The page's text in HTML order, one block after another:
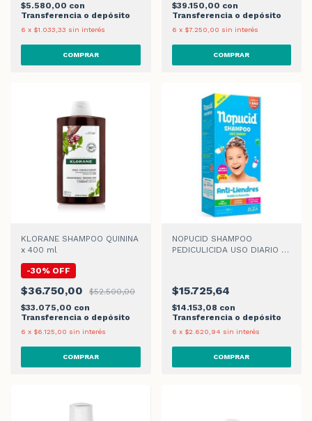
$5.580,00 con
Transferencia o depósito
6 x $1.033,33 sin interés
$39.150,00 con
Transferencia o depósito
6 x $7.250,00 sin interés
KLORANE SHAMPOO QUININA
x 400 ml
-30% OFF
$36.750,00
$52.500,00
$33.075,00 con
Transferencia o depósito
6 x $6.125,00 sin interés
NOPUCID SHAMPOO
PEDICULICIDA USO DIARIO x
$15.725,64
$14.153,08 con
Transferencia o depósito
6 x $2.620,94 sin interés